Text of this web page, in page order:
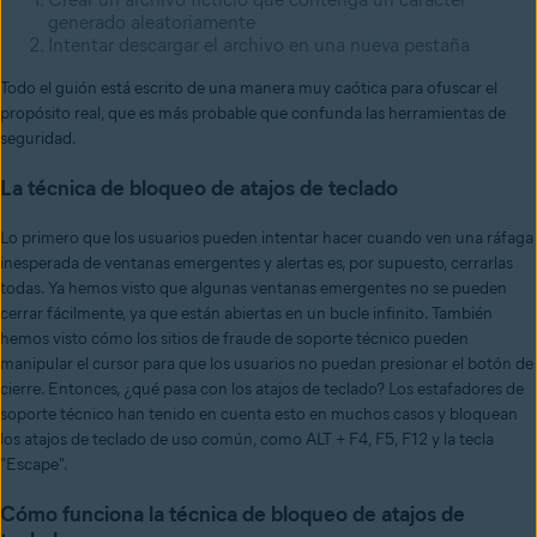
generado aleatoriamente
Intentar descargar el archivo en una nueva pestaña
Todo el guión está escrito de una manera muy caótica para ofuscar el
propósito real, que es más probable que confunda las herramientas de
seguridad.
La técnica de bloqueo de atajos de teclado
Lo primero que los usuarios pueden intentar hacer cuando ven una ráfaga
inesperada de ventanas emergentes y alertas es, por supuesto, cerrarlas
todas. Ya hemos visto que algunas ventanas emergentes no se pueden
cerrar fácilmente, ya que están abiertas en un bucle infinito. También
hemos visto cómo los sitios de fraude de soporte técnico pueden
manipular el cursor para que los usuarios no puedan presionar el botón de
cierre. Entonces, ¿qué pasa con los atajos de teclado? Los estafadores de
soporte técnico han tenido en cuenta esto en muchos casos y bloquean
los atajos de teclado de uso común, como ALT + F4, F5, F12 y la tecla
"Escape".
Cómo funciona la técnica de bloqueo de atajos de